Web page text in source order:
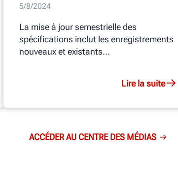
5/8/2024
La mise à jour semestrielle des
spécifications inclut les enregistrements
nouveaux et existants...
Lire la suite
ACCÉDER AU CENTRE DES MÉDIAS